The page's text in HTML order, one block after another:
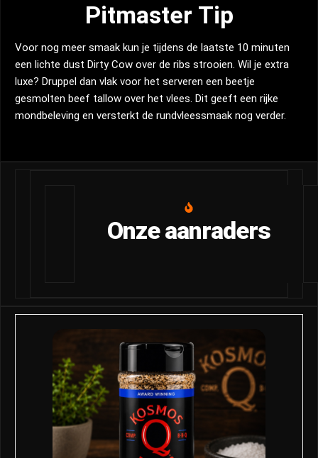
Pitmaster Tip
Voor nog meer smaak kun je tijdens de laatste 10 minuten
een lichte dust Dirty Cow over de ribs strooien. Wil je extra
luxe? Druppel dan vlak voor het serveren een beetje
gesmolten beef tallow over het vlees. Dit geeft een rijke
mondbeleving en versterkt de rundvleessmaak nog verder.
Onze aanraders